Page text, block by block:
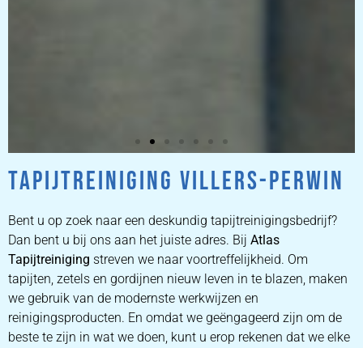
ZETEL
REINIGEN
ZETEL REINIGEN DOOR
PROFESSIONALS
TAPIJTREINIGING VILLERS-PERWIN
Bent u op zoek naar een deskundig tapijtreinigingsbedrijf?
Dan bent u bij ons aan het juiste adres. Bij Atlas
Tapijtreiniging streven we naar voortreffelijkheid. Om
tapijten, zetels en gordijnen nieuw leven in te blazen, maken
we gebruik van de modernste werkwijzen en
reinigingsproducten. En omdat we geëngageerd zijn om de
beste te zijn in wat we doen, kunt u erop rekenen dat we elke